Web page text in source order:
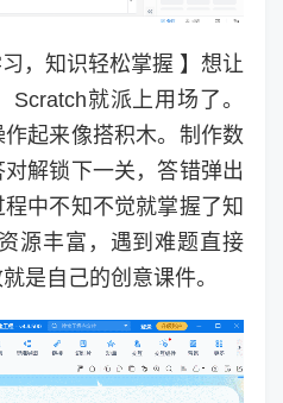
，知识轻松掌握 】想让
就派上用场了。
起来像搭积木。制作数
解锁下一关，答错弹出
中不知不觉就掌握了知
源丰富，遇到难题直接
是自己的创意课件。